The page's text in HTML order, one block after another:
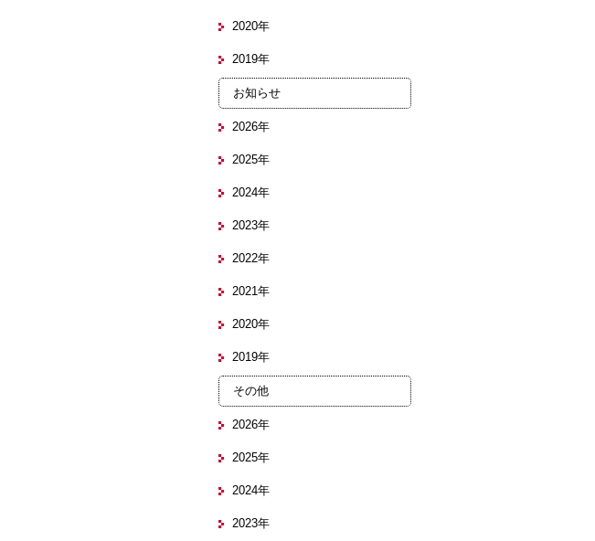
2020年
2019年
お知らせ
2026年
2025年
2024年
2023年
2022年
2021年
2020年
2019年
その他
2026年
2025年
2024年
2023年